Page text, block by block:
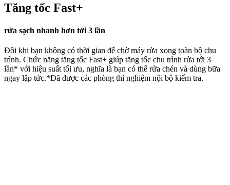
Tăng tốc Fast+
rửa sạch nhanh hơn tới 3 lần
Đôi khi bạn không có thời gian để chờ máy rửa xong toàn bộ chu
trình. Chức năng tăng tốc Fast+ giúp tăng tốc chu trình rửa tới 3
lần* với hiệu suất tối ưu, nghĩa là bạn có thể rửa chén và dùng bữa
ngay lập tức.*Đã được các phòng thí nghiệm nội bộ kiểm tra.